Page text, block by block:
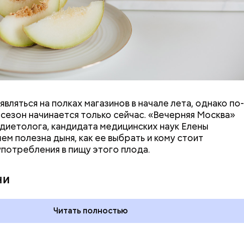
на полках магазинов в начале лета, однако по-
начинается только сейчас. «Вечерняя Москва»
кандидата медицинских наук Елены
полезна дыня, как ее выбрать и кому стоит
в пищу этого плода.
Читать полностью
уже болеет мочекаменной болезнью, щавель ему не
При артрите, гастрите, холецистите, синдроме
язвах и панкреатите продукт тоже лучше
— предупредила врач. — Он может привести к
желудка и раздражать слизистые оболочки.